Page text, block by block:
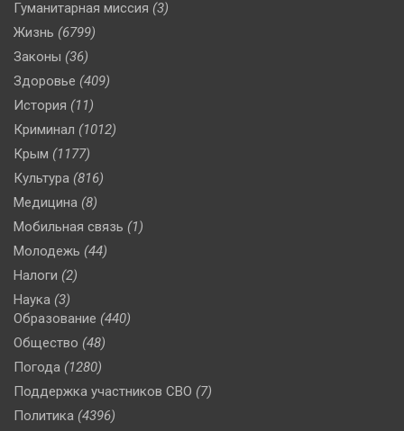
Гуманитарная миссия (3)
Жизнь (6799)
Законы (36)
Здоровье (409)
История (11)
Криминал (1012)
Крым (1177)
Культура (816)
Медицина (8)
Мобильная связь (1)
Молодежь (44)
Налоги (2)
Наука (3)
Образование (440)
Общество (48)
Погода (1280)
Поддержка участников СВО (7)
Политика (4396)